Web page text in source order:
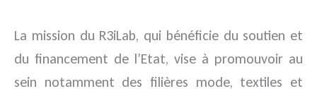
La mission du R3iLab, qui bénéficie du soutien et
du financement de l’Etat, vise à promouvoir au
sein notamment des filières mode, textiles et